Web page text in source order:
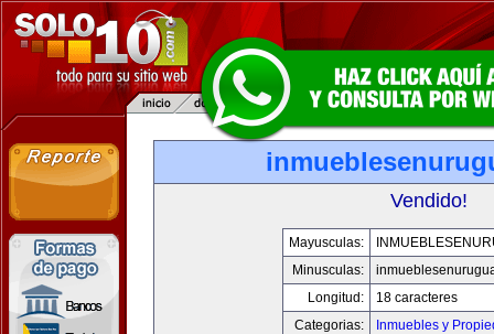
Vendido!
Mayusculas:
Minusculas:
Longitud:
18 caracteres
Categorias:
Inmuebles y